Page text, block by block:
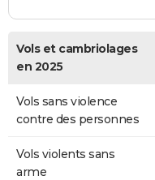
Vols et cambriolages
en 2025
Vols sans violence
contre des personnes
Vols violents sans
arme